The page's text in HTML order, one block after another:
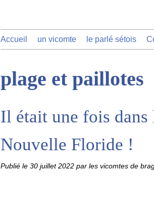
Accueil un vicomte le parlé sétois
plage et paillotes
Il était une fois dans
Nouvelle Floride !
Publié le 30 juillet 2022 par les vicomtes de